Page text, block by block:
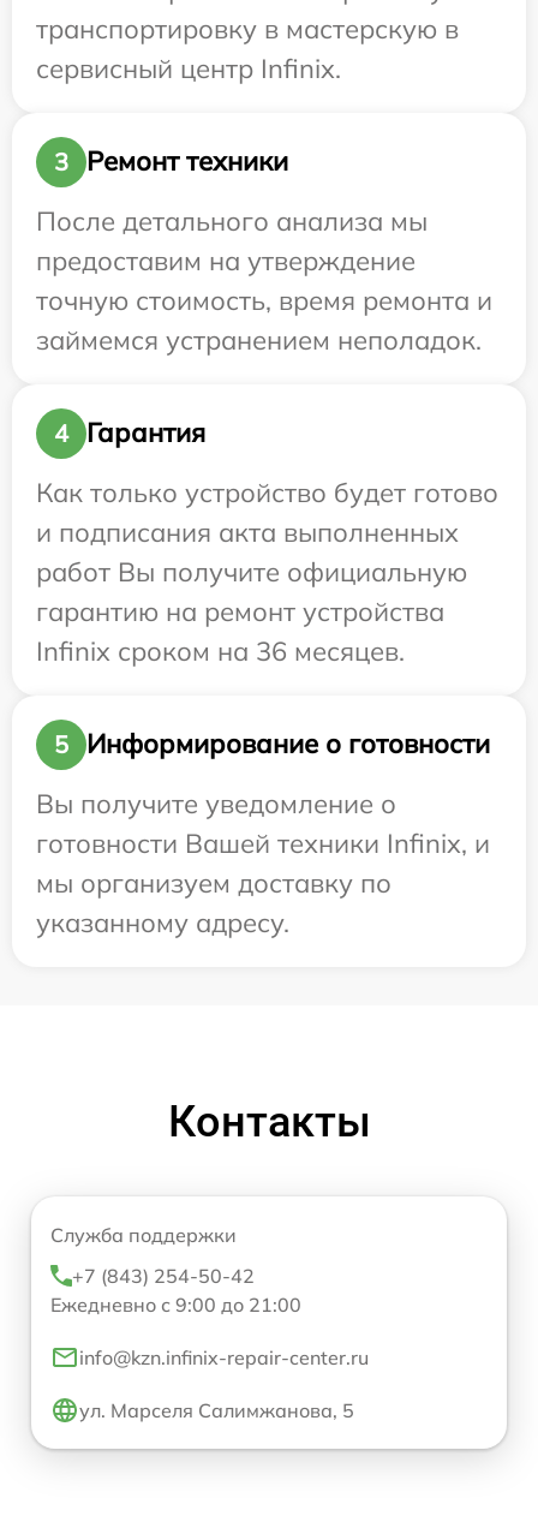
транспортировку в мастерскую в
сервисный центр Infinix.
3
Ремонт техники
После детального анализа мы
предоставим на утверждение
точную стоимость, время ремонта и
займемся устранением неполадок.
4
Гарантия
Как только устройство будет готово
и подписания акта выполненных
работ Вы получите официальную
гарантию на ремонт устройства
Infinix сроком на 36 месяцев.
5
Информирование о готовности
Вы получите уведомление о
готовности Вашей техники Infinix, и
мы организуем доставку по
указанному адресу.
Контакты
Служба поддержки
+7 (843) 254-50-42
Ежедневно с 9:00 до 21:00
info@kzn.infinix-repair-center.ru
ул. Марселя Салимжанова, 5